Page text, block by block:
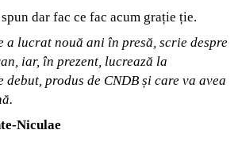
dar fac ce fac acum grație ție.
a lucrat nouă ani în presă, scrie despre
iar, în prezent, lucrează la
produs de CNDB și care va avea
Niculae